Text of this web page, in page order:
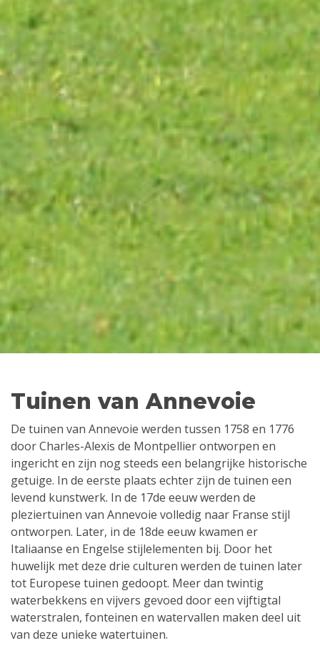
Tuinen van Annevoie
De tuinen van Annevoie werden tussen 1758 en 1776
door Charles-Alexis de Montpellier ontworpen en
ingericht en zijn nog steeds een belangrijke historische
getuige. In de eerste plaats echter zijn de tuinen een
levend kunstwerk. In de 17de eeuw werden de
pleziertuinen van Annevoie volledig naar Franse stijl
ontworpen. Later, in de 18de eeuw kwamen er
Italiaanse en Engelse stijlelementen bij. Door het
huwelijk met deze drie culturen werden de tuinen later
tot Europese tuinen gedoopt. Meer dan twintig
waterbekkens en vijvers gevoed door een vijftigtal
waterstralen, fonteinen en watervallen maken deel uit
van deze unieke watertuinen.